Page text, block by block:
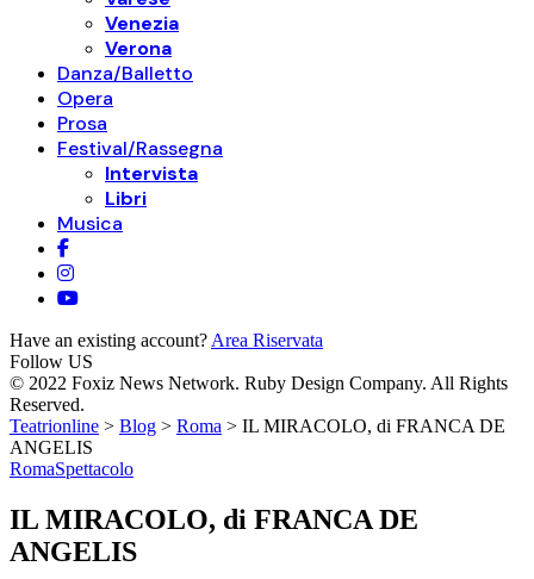
Venezia
Verona
Danza/Balletto
Opera
Prosa
Festival/Rassegna
Intervista
Libri
Musica
Have an existing account? Area Riservata
Follow US
© 2022 Foxiz News Network. Ruby Design Company. All Rights
Reserved.
Teatrionline > Blog > Roma > IL MIRACOLO, di FRANCA DE
ANGELIS
RomaSpettacolo
IL MIRACOLO, di FRANCA DE
ANGELIS